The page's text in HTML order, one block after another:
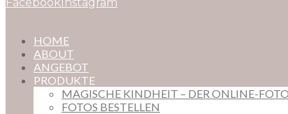
HOME
ABOUT
ANGEBOT
PRODUKTE
MAGISCHE KINDHEIT – DER ONLINE-
FOTOS BESTELLEN